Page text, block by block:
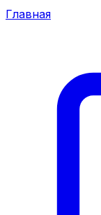
Главная